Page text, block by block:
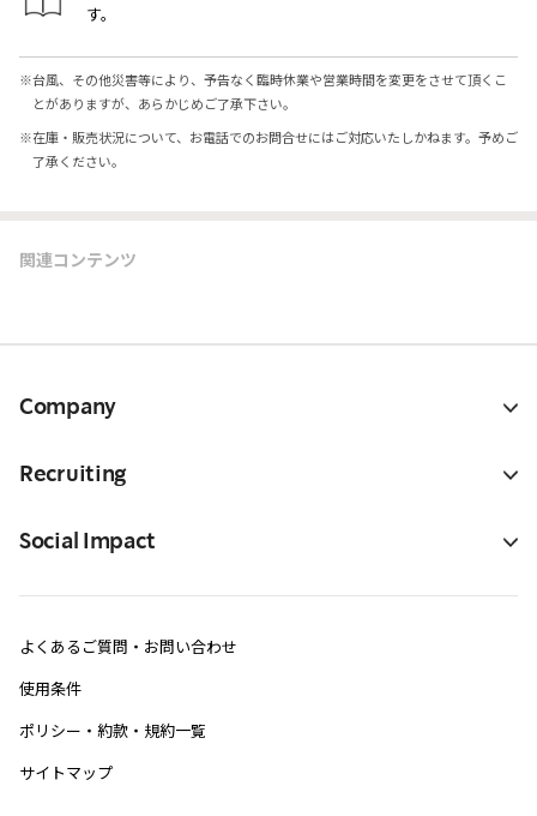
す。
※台風、その他災害等により、予告なく臨時休業や営業時間を変更をさせて頂くこ
とがありますが、あらかじめご了承下さい。
※在庫・販売状況について、お電話でのお問合せにはご対応いたしかねます。予めご
了承ください。
関連コンテンツ
Company
Recruiting
Social Impact
よくあるご質問・お問い合わせ
使用条件
ポリシー・約款・規約一覧
サイトマップ